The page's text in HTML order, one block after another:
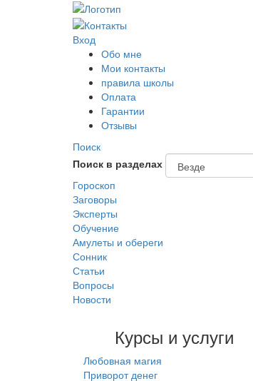
Вход
Обо мне
Мои контакты
правила школы
Оплата
Гарантии
Отзывы
Поиск
Поиск в разделах
Гороскоп
Заговоры
Эксперты
Обучение
Амулеты и обереги
Сонник
Статьи
Вопросы
Новости
Курсы и услуги
Любовная магия
Приворот денег